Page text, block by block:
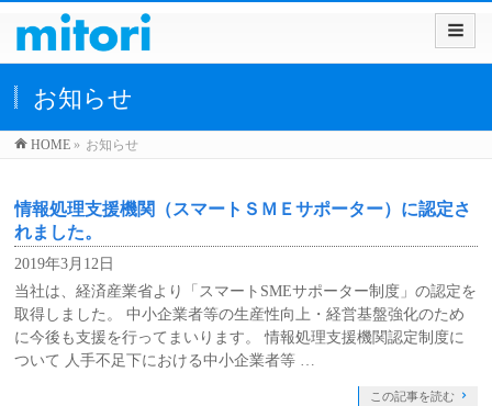
お知らせ
HOME » お知らせ
情報処理支援機関（スマートＳＭＥサポーター）に認定さ
れました。
2019年3月12日
当社は、経済産業省より「スマートSMEサポーター制度」の認定を
取得しました。 中小企業者等の生産性向上・経営基盤強化のため
に今後も支援を行ってまいります。 情報処理支援機関認定制度に
ついて 人手不足下における中小企業者等 …
この記事を読む